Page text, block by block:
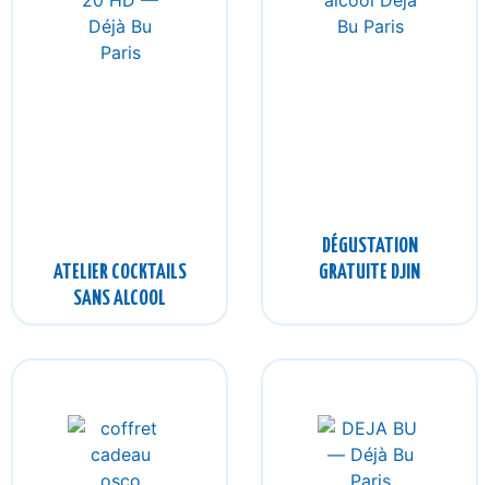
ATELIER COCKTAILS
SANS ALCOOL
DÉGUSTATION
GRATUITE DJIN